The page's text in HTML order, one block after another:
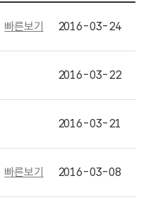
빠른보기 2016-03-24
2016-03-22
2016-03-21
빠른보기 2016-03-08